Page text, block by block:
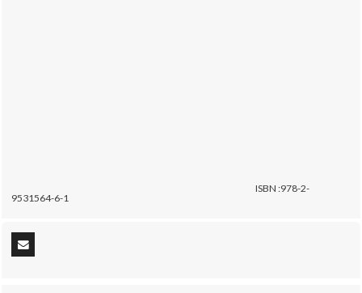
ISBN :978-2-
9531564-6-1